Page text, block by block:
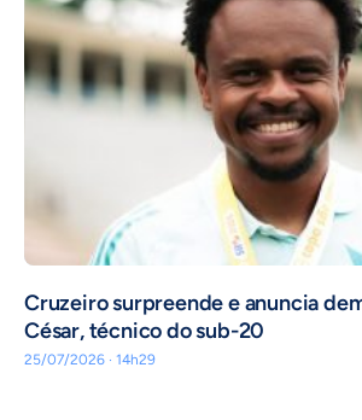
Cruzeiro surpreende e anuncia
César, técnico do sub-20
25/07/2026 · 14h29